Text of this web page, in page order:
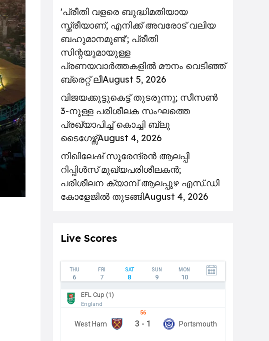
'പ്രീതി വളരെ ബുദ്ധിമതിയായ
സ്ത്രീയാണ്, എനിക്ക് അവരോട് വലിയ
ബഹുമാനമുണ്ട്'; പ്രീതി
സിന്റയുമായുള്ള
പ്രണയവാർത്തകളിൽ മൗനം വെടിഞ്ഞ്
ബ്രെറ്റ് ലീAugust 5, 2026
വിജയക്കൂട്ടുകെട്ട് തുടരുന്നു; സീസൺ
3-നുള്ള പരിശീലക സംഘത്തെ
പ്രഖ്യാപിച്ച് കൊച്ചി ബ്ലൂ
ടൈഗേഴ്സ്August 4, 2026
നിഖിലേഷ് സുരേന്ദ്രൻ ആലപ്പി
റിപ്പിൾസ് മുഖ്യപരിശീലകൻ;
പരിശീലന ക്യാമ്പ് ആലപ്പുഴ എസ്.ഡി
കോളേജിൽ തുടങ്ങിAugust 4, 2026
Live Scores
THU
6
FRI
7
SAT
8
SUN
9
MON
10
EFL Cup (1)
England
West Ham
56
3 - 1 Portsmouth